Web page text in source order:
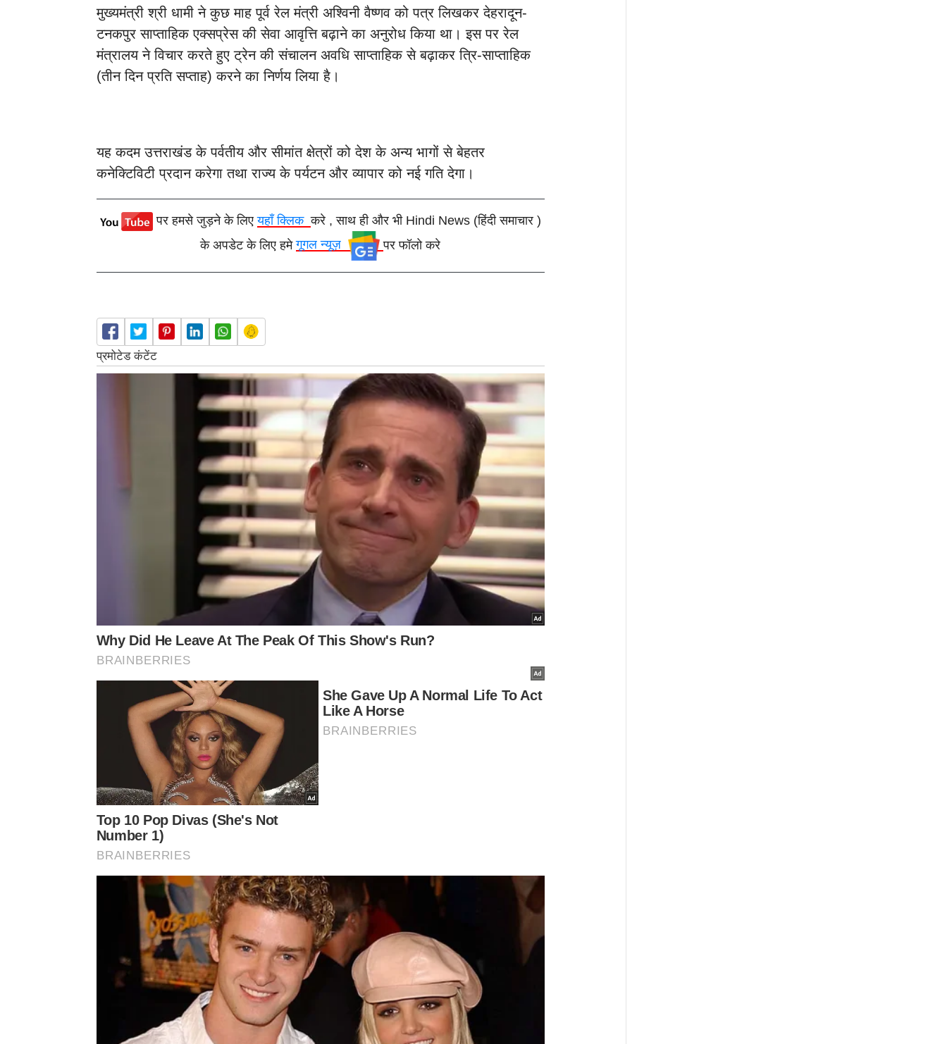
मुख्यमंत्री श्री धामी ने कुछ माह पूर्व रेल मंत्री अश्विनी वैष्णव को पत्र लिखकर देहरादून-
टनकपुर साप्ताहिक एक्सप्रेस की सेवा आवृत्ति बढ़ाने का अनुरोध किया था। इस पर रेल
मंत्रालय ने विचार करते हुए ट्रेन की संचालन अवधि साप्ताहिक से बढ़ाकर त्रि-साप्ताहिक
(तीन दिन प्रति सप्ताह) करने का निर्णय लिया है।
यह कदम उत्तराखंड के पर्वतीय और सीमांत क्षेत्रों को देश के अन्य भागों से बेहतर
कनेक्टिविटी प्रदान करेगा तथा राज्य के पर्यटन और व्यापार को नई गति देगा।
पर हमसे जुड़ने के लिएयहाँ क्लिककरे , साथ ही और भी Hindi News (हिंदी समाचार )
के अपडेट के लिए हमेगूगल न्यूज़ पर फॉलो करे